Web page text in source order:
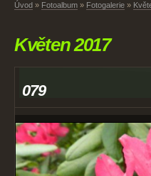
Úvod » Fotoalbum » Fotogalerie »
Květen 2017
079